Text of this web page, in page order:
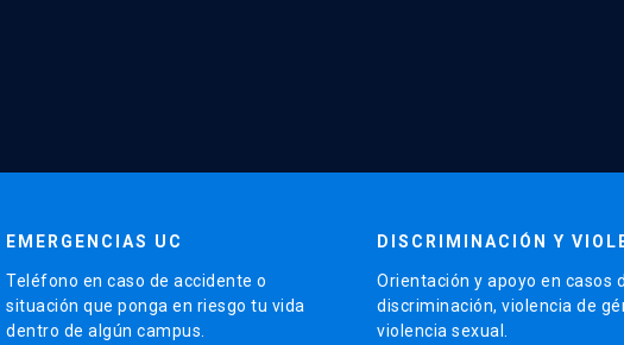
EMERGENCIAS UC
Teléfono en caso de accidente o
situación que ponga en riesgo tu vida
dentro de algún campus.
DISCRIMINACIÓN Y
Orientación y apoyo en casos
discriminación, violencia de
violencia sexual.